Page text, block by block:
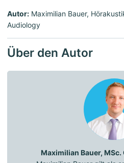
Autor: Maximilian Bauer,
Audiology
Über den Autor
Maximilian Bauer,